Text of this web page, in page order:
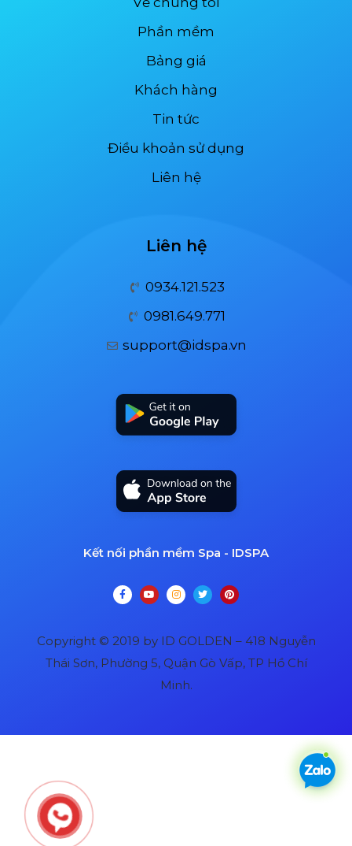
Phần mềm
Bảng giá
Khách hàng
Tin tức
Điều khoản sử dụng
Liên hệ
Liên hệ
0934.121.523
0981.649.771
support@idspa.vn
Kết nối phần mềm Spa - IDSPA
Copyright © 2019 by ID GOLDEN – 418 Nguyễn
Thái Sơn, Phường 5, Quận Gò Vấp, TP Hồ Chí
Minh.